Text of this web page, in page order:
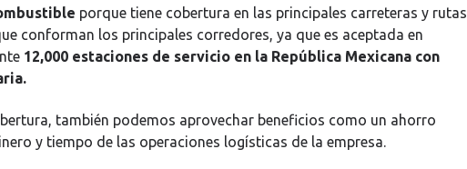
porque tiene cobertura en las principales carreteras y rutas
conforman los principales corredores, ya que es aceptada en
12,000 estaciones de servicio en la República Mexicana con
también podemos aprovechar beneficios como un ahorro
y tiempo de las operaciones logísticas de la empresa.